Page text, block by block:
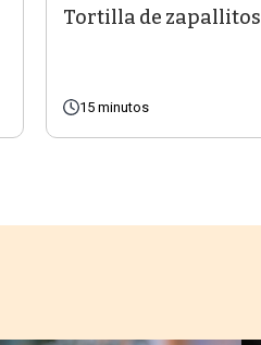
Tortilla de zapallitos
15 minutos